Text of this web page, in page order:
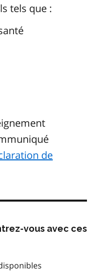
tels que :
de
vous avec ces